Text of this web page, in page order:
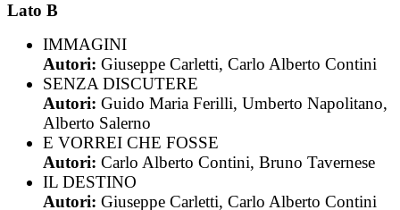
Lato B
IMMAGINI
Autori: Giuseppe Carletti, Carlo Alberto Contini
SENZA DISCUTERE
Autori: Guido Maria Ferilli, Umberto Napolitano,
Alberto Salerno
E VORREI CHE FOSSE
Autori: Carlo Alberto Contini, Bruno Tavernese
IL DESTINO
Autori: Giuseppe Carletti, Carlo Alberto Contini